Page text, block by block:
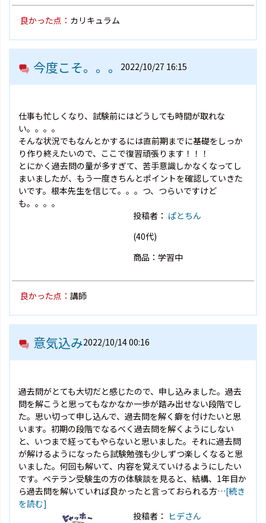
良かった点： カリキュラム
今度こそ。。。 2022/10/27 16:15
仕事も忙しくなり、試験前にはどうしても時間が取れな
い。。。。
そんな状況でもなんとかするには直前期までに基礎をしっか
り作り終えたいので、ここで復習頑張ります！！！
とにかく過去問の量が多すぎて、苦手意識しかなくなってし
まいましたが、もう一度きちんとポイントを確認していきた
いです。根本先生を信じて。。。つ、つらいですけど
も。。。。
投稿者： ぱとちん
(40代)
商品：学習中
良かった点： 講師
意気込み2022/10/14 00:16
過去問がとても大切だと感じたので、申し込みました。過去
問を解こうと思ってもなかなか一歩が踏み出せない段階でし
た。思い切って申し込んで、過去問を解く癖を付けたいと思
います。初期の段階でなるべく過去問を解くようにしない
と、いつまで経ってもやらないと思いました。それに過去問
が解けるようになったら試験勉強も少しずつ楽しくなると思
いました。何回も解いて、内容を覚えていけるようにしたい
です。ベテラン受験生の方の体験談を見ると、結構、1年目か
ら過去問を解いていれば良かったと言っておられる方…[続き
を読む]
投稿者： ヒデさん